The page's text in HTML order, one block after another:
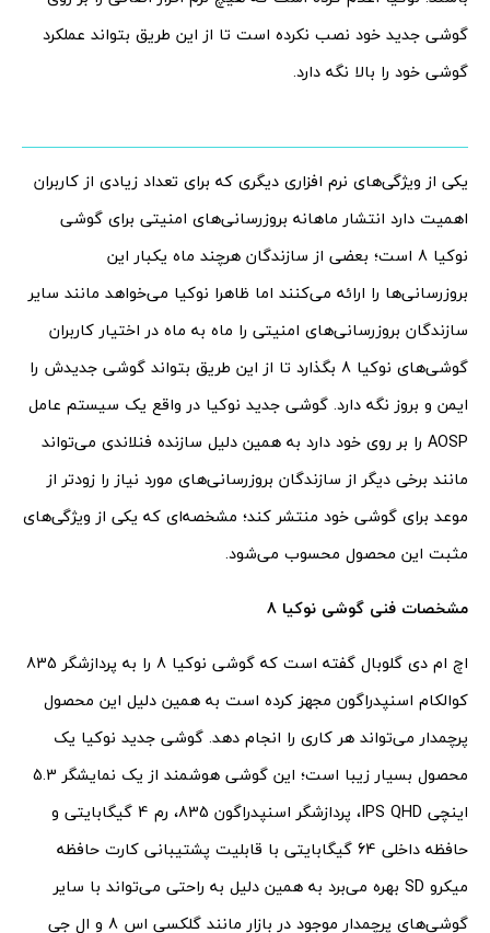
گوشی جدید خود نصب نکرده است تا از این طریق بتواند عملکرد
گوشی خود را بالا نگه دارد.
یکی از ویژگی‌های نرم افزاری دیگری که برای تعداد زیادی از کاربران
اهمیت دارد انتشار ماهانه بروزرسانی‌های امنیتی برای گوشی
نوکیا 8 است؛ بعضی از سازندگان هرچند ماه یکبار این
بروزرسانی‌ها را ارائه می‌کنند اما ظاهرا نوکیا می‌خواهد مانند سایر
سازندگان بروزرسانی‌های امنیتی را ماه به ماه در اختیار کاربران
گوشی‌های نوکیا 8 بگذارد تا از این طریق بتواند گوشی جدیدش را
ایمن و بروز نگه دارد. گوشی جدید نوکیا در واقع یک سیستم عامل
AOSP را بر روی خود دارد به همین دلیل سازنده فنلاندی می‌تواند
مانند برخی دیگر از سازندگان بروزرسانی‌های مورد نیاز را زودتر از
موعد برای گوشی خود منتشر کند؛ مشخصه‌ای که یکی از ویژگی‌های
مثبت این محصول محسوب می‌شود.
مشخصات فنی گوشی نوکیا 8
اچ ام دی گلوبال گفته است که گوشی نوکیا 8 را به پردازشگر 835
کوالکام اسنپدراگون مجهز کرده است به همین دلیل این محصول
پرچمدار می‌تواند هر کاری را انجام دهد. گوشی جدید نوکیا یک
محصول بسیار زیبا است؛ این گوشی هوشمند از یک نمایشگر 5.3
اینچی IPS QHD، پردازشگر اسنپدراگون 835، رم 4 گیگابایتی و
حافظه داخلی 64 گیگابایتی با قابلیت پشتیبانی کارت حافظه
میکرو SD بهره می‌برد به همین دلیل به راحتی می‌تواند با سایر
گوشی‌های پرچمدار موجود در بازار مانند گلکسی اس 8 و ال جی